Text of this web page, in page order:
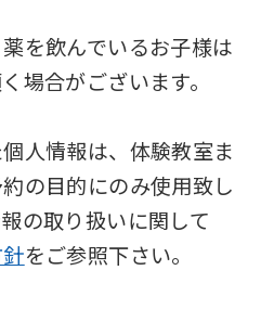
を飲んでいるお子様は
場合がございます。
人情報は、体験教室ま
の目的にのみ使用致し
の取り扱いに関して
をご参照下さい。
the
Japanese
of
this
website
will